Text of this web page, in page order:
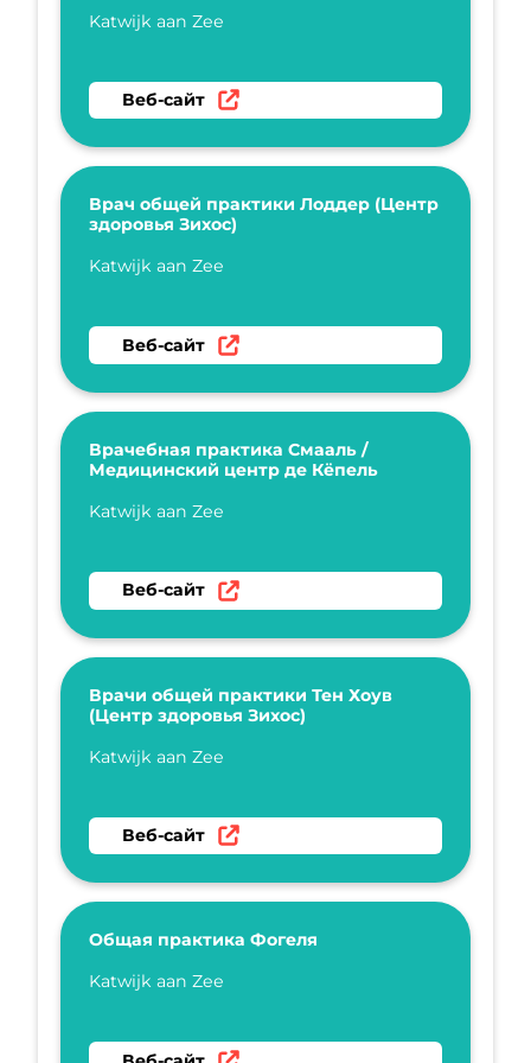
Укажите имя
Katwijk aan Zee
Перейти на веб-сайт Автоматические
Веб-сайт
Врач общей практики Лоддер (Центр
здоровья Зихос)
Укажите имя
Katwijk aan Zee
Перейти на веб-сайт Врач общей
Веб-сайт
Врачебная практика Смааль /
Медицинский центр де Кёпель
Укажите имя
Katwijk aan Zee
Перейти на веб-сайт Врачебная
Веб-сайт
Врачи общей практики Тен Хоув
(Центр здоровья Зихос)
Укажите имя
Katwijk aan Zee
Перейти на веб-сайт Врачи общей
Веб-сайт
Общая практика Фогеля
Укажите имя
Katwijk aan Zee